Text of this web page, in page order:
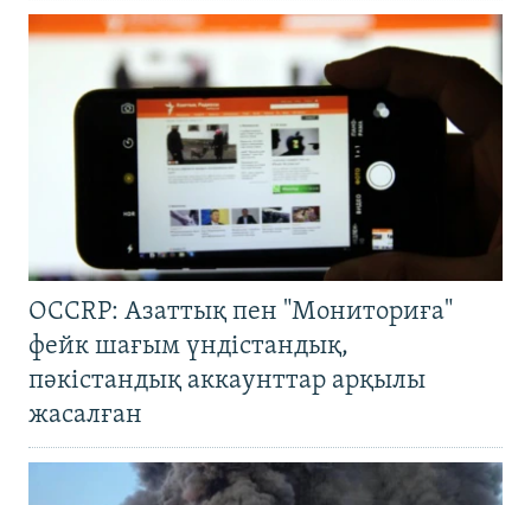
OCCRP: Азаттық пен "Мониториға"
фейк шағым үндістандық,
пәкістандық аккаунттар арқылы
жасалған